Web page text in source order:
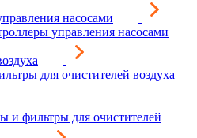
насосами
управления насосами
для очистителей воздуха
и фильтры для очистителей